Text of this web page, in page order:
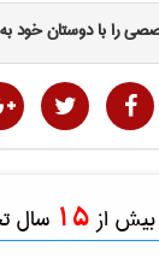
را با دوستان خود
بیش از 15 سال